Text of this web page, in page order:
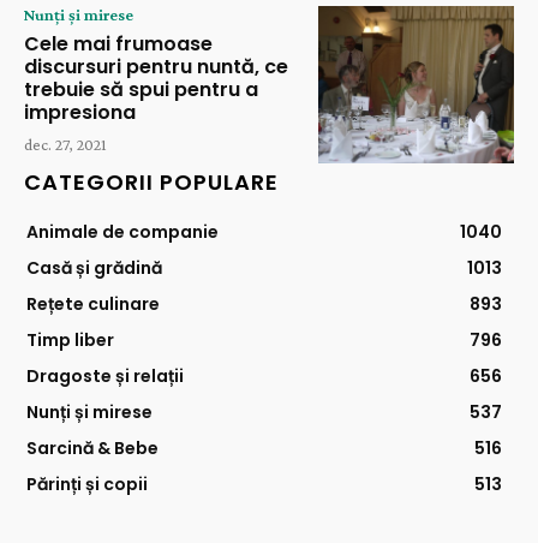
Nunți și mirese
Cele mai frumoase
discursuri pentru nuntă, ce
trebuie să spui pentru a
impresiona
dec. 27, 2021
CATEGORII POPULARE
Animale de companie
1040
Casă și grădină
1013
Rețete culinare
893
Timp liber
796
Dragoste și relații
656
Nunți și mirese
537
Sarcină & Bebe
516
Părinți și copii
513